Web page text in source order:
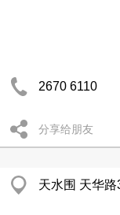
2670 6110
分享给朋友
天水围 天华路